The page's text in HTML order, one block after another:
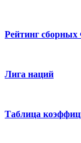
Рейтинг
Лига наций
Таблица